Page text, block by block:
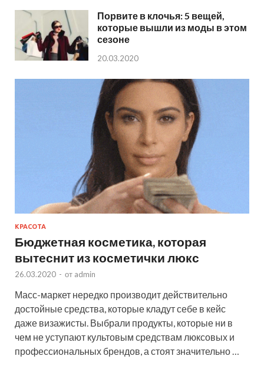
Порвите в клочья: 5 вещей,
которые вышли из моды в этом
сезоне
20.03.2020
КРАСОТА
Бюджетная косметика, которая
вытеснит из косметички люкс
26.03.2020 - от admin
Масс-маркет нередко производит действительно
достойные средства, которые кладут себе в кейс
даже визажисты. Выбрали продукты, которые ни в
чем не уступают культовым средствам люксовых и
профессиональных брендов, а стоят значительно …